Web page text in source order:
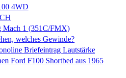
4WD
Mach 1 (351C/FMX)
welches Gewinde?
Briefeintrag Lautstärke
Ford F100 Shortbed aus 1965